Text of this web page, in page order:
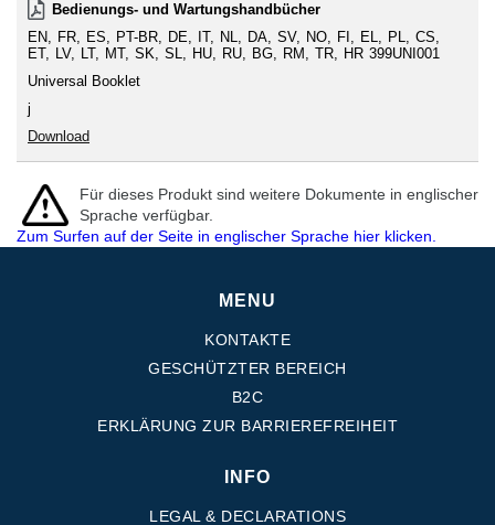
Bedienungs- und Wartungshandbücher
EN
FR ES PT-BR DE IT NL DA SV NO FI EL PL CS
ET
LV LT MT SK SL HU RU BG RM TR HR 399UNI001
Universal Booklet
j
Download
Für dieses Produkt sind weitere Dokumente in englischer
Sprache verfügbar.
Zum Surfen auf der Seite in englischer Sprache hier klicken.
MENU
KONTAKTE
GESCHÜTZTER BEREICH
B2C
ERKLÄRUNG ZUR BARRIEREFREIHEIT
INFO
LEGAL & DECLARATIONS